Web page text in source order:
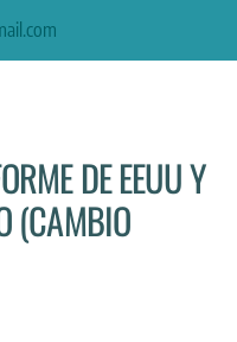
DE EEUU Y
(CAMBIO